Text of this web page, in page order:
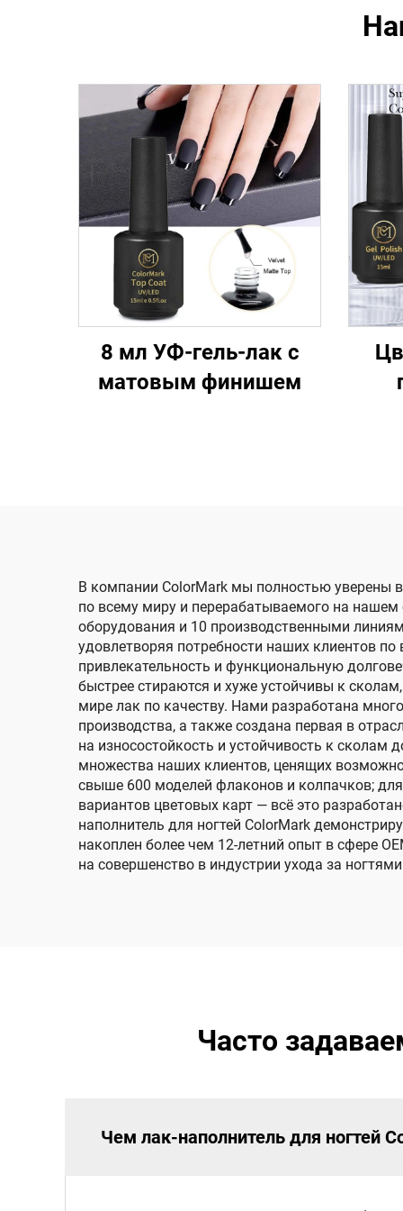
8 мл УФ-гель-лак с
матовым финишем
В компании ColorMark мы полностью уверены
по всему миру и перерабатываемого на
оборудования и 10 производственными
удовлетворяя потребности наших клиентов
привлекательность и функциональную
быстрее стираются и хуже устойчивы к
мире лак по качеству. Нами разработана
производства, а также создана первая в
на износостойкость и устойчивость к сколам
множества наших клиентов, ценящих
свыше 600 моделей флаконов и колпачков;
вариантов цветовых карт — всё это
наполнитель для ногтей ColorMark
накоплен более чем 12-летний опыт в сфере
на совершенство в индустрии ухода за
Часто
Чем лак-наполнитель для ногтей